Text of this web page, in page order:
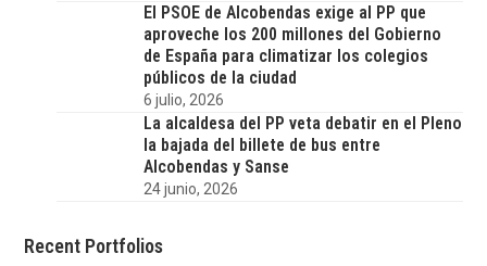
El PSOE de Alcobendas exige al PP que
aproveche los 200 millones del Gobierno
de España para climatizar los colegios
públicos de la ciudad
6 julio, 2026
La alcaldesa del PP veta debatir en el Pleno
la bajada del billete de bus entre
Alcobendas y Sanse
24 junio, 2026
Recent Portfolios